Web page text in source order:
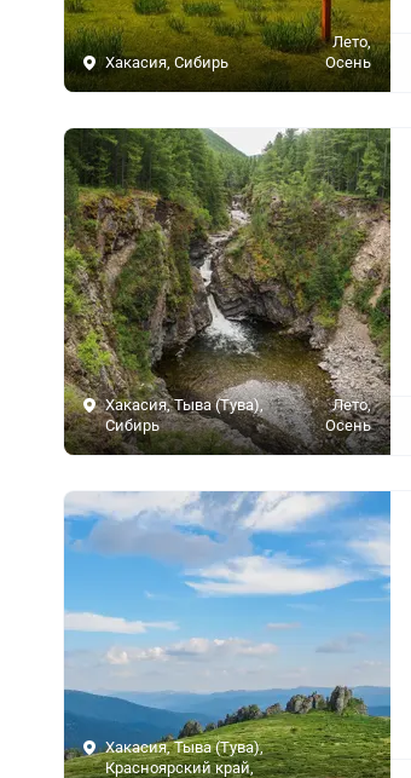
Хакасия, Сибирь
Лето,
Осень
Хакасия, Тыва (Тува),
Сибирь
Лето,
Осень
Хакасия, Тыва (Тува),
Красноярский край,